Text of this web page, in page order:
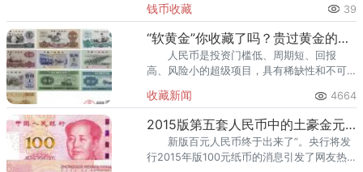
熊猫金币的需求就明显升温，但鱼龙混杂的
回收渠道里，能精准识别版别溢
钱币收藏 39
“软黄金”你收藏了吗？贵过黄金的纸币
人民币是投资门槛低、周期短、回报
高、风险小的超级项目，具有稀缺性和不可
入，很少会贬值。也被人们称之为收藏界
的“软黄金&r
收藏新闻 4664
2015版第五套人民币中的土豪金元素引热议
新版百元人民币终于出来了”。央行将发
行2015年版100元纸币的消息引发了网友热